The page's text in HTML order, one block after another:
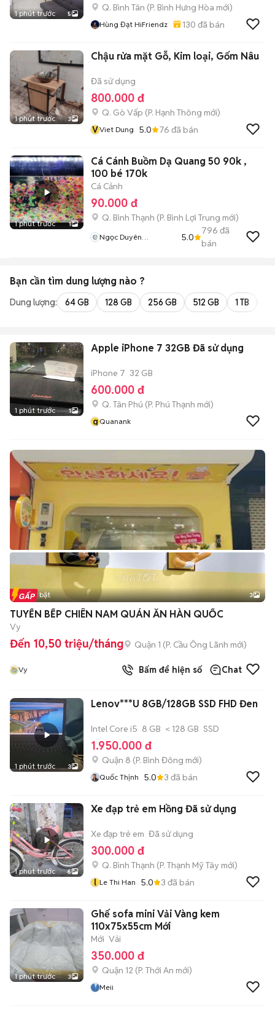
1 phút trước 5
Q. Bình Tân (P. Bình Hưng Hòa mới)
Hùng Đạt HiFriendz 130 đã bán
1 phút trước 3
Chậu rửa mặt Gỗ, Kim loại, Gốm Nâu
Đã sử dụng
800.000 đ
Q. Gò Vấp (P. Hạnh Thông mới)
VViet Dung 5.0 76 đã bán
1 phút trước 1
Cá Cánh Buồm Dạ Quang 50 90k ,
100 bé 170k
Cá Cảnh
90.000 đ
Q. Bình Thạnh (P. Bình Lợi Trung mới)
Ngọc Duyên
5.0
796 đã
bán
Bạn cần tìm dung lượng nào ?
Dung lượng: 64 GB 128 GB 256 GB 512 GB 1 TB
1 phút trước 1
Apple iPhone 7 32GB Đã sử dụng
iPhone 7 32 GB
600.000 đ
Q. Tân Phú (P. Phú Thạnh mới)
qQuanank
Tin nổi bật 3
TUYỂN BẾP CHIÊN NAM QUÁN ĂN HÀN QUỐC
Vy
Đến 10,50 triệu/tháng Quận 1 (P. Cầu Ông Lãnh mới)
Vy Bấm để hiện số Chat
1 phút trước 3
Lenov***U 8GB/128GB SSD FHD Đen
Intel Core i5 8 GB < 128 GB SSD
1.950.000 đ
Quận 8 (P. Bình Đông mới)
Quốc Thịnh 5.0 3 đã bán
1 phút trước 6
Xe đạp trẻ em Hồng Đã sử dụng
Xe đạp trẻ em Đã sử dụng
300.000 đ
Q. Bình Thạnh (P. Thạnh Mỹ Tây mới)
l Le Thi Han 5.0 3 đã bán
1 phút trước 3
Ghế sofa mini Vải Vàng kem
110x75x55cm Mới
Mới Vải
350.000 đ
Quận 12 (P. Thới An mới)
Meii